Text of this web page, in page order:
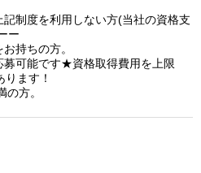
記制度を利用しない方(当社の資格支
ー
持ちの方。
可能です★資格取得費用を上限
ます！
方。